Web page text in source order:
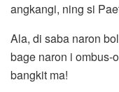
angkangi, ning si
Ala, di saba naron
bage naron i ombus-
bangkit ma!